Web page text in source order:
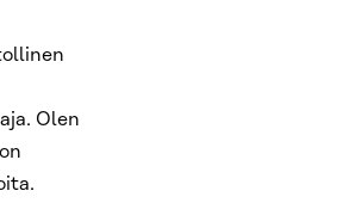
Olen